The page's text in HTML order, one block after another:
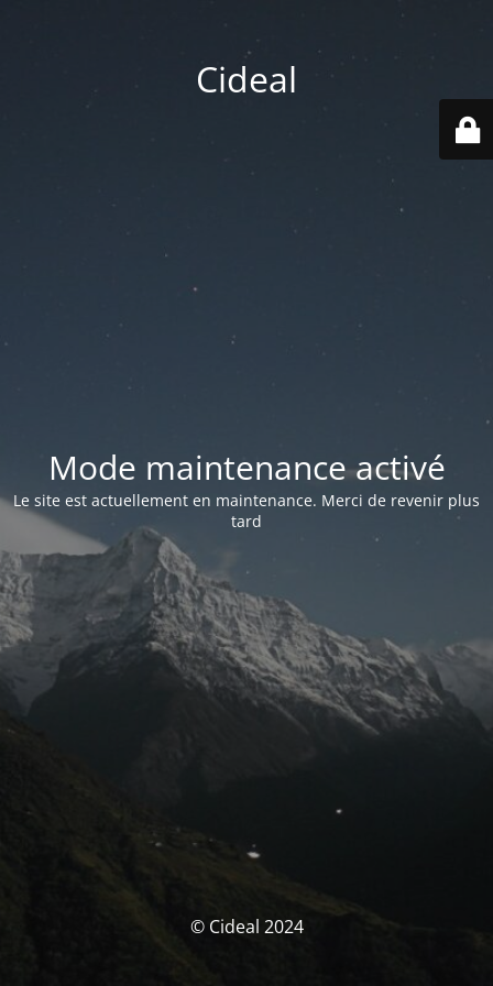
Cideal
Mode maintenance activé
Le site est actuellement en maintenance. Merci de revenir plus
tard
© Cideal 2024